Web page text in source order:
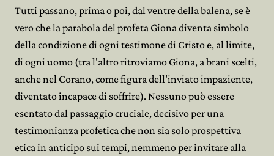
Tutti passano, prima o poi, dal ventre della balena, se è
vero che la parabola del profeta Giona diventa simbolo
della condizione di ogni testimone di Cristo e, al limite,
di ogni uomo (tra l'altro ritroviamo Giona, a brani scelti,
anche nel Corano, come figura dell'inviato impaziente,
diventato incapace di soffrire). Nessuno può essere
esentato dal passaggio cruciale, decisivo per una
testimonianza profetica che non sia solo prospettiva
etica in anticipo sui tempi, nemmeno per invitare alla